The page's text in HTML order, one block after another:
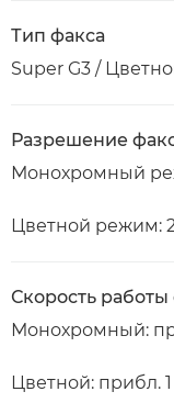
Тип факса
Super G3 /
Разрешение
Монохромный
Цветной режим:
Скорость работы
Монохромный:
Цветной: прибл.